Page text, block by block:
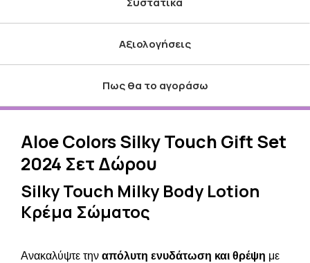
Αξιολογήσεις
Πως θα το αγοράσω
Aloe Colors Silky Touch Gift Set
2024 Σετ Δώρου
Silky Touch Milky Body Lotion
Κρέμα Σώματος
Ανακαλύψτε την απόλυτη ενυδάτωση και θρέψη με